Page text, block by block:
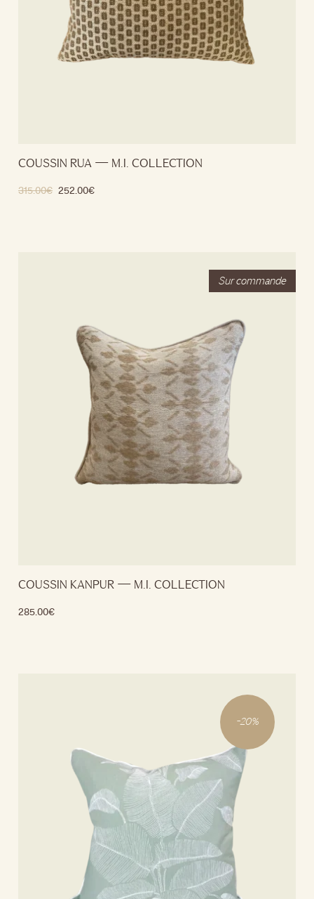
COUSSIN RUA — M.I. COLLECTION
315.00€ 252.00€
COUSSIN KANPUR — M.I. COLLECTION
285.00€
-20%